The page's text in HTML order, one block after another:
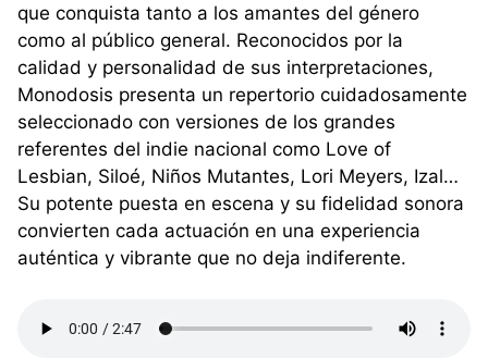
que conquista tanto a los amantes del género
como al público general. Reconocidos por la
calidad y personalidad de sus interpretaciones,
Monodosis presenta un repertorio cuidadosamente
seleccionado con versiones de los grandes
referentes del indie nacional como Love of
Lesbian, Siloé, Niños Mutantes, Lori Meyers, Izal…
Su potente puesta en escena y su fidelidad sonora
convierten cada actuación en una experiencia
auténtica y vibrante que no deja indiferente.